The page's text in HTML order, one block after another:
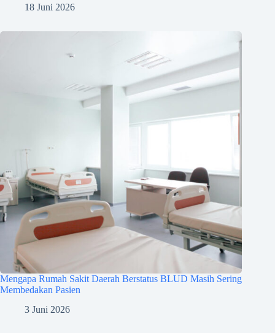
18 Juni 2026
Mengapa Rumah Sakit Daerah Berstatus BLUD Masih Sering
Membedakan Pasien
3 Juni 2026